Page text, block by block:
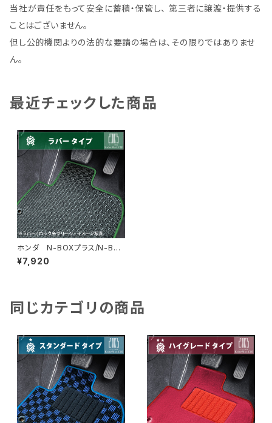
当社が責任をもって安全に蓄積・保管し、 第三者に譲渡・提供する
ことはございません。
但し公的機関よりの法的な要請の場合は、その限りではありませ
ん。
最近チェックした商品
ホンダ N-BOXプラス/N-BO
Xプラスカスタム H24/7〜H2
9/8 JF1/2 フロアマット一
¥7,920
同じカテゴリの商品